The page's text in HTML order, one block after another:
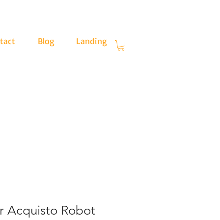
Blog Landing
Acquisto Robot